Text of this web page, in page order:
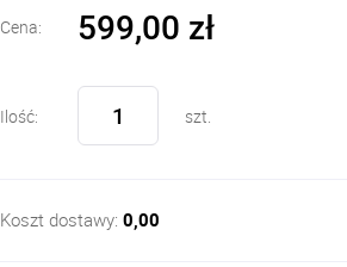
Cena: 599,00 zł
Ilość: szt.
Koszt dostawy: 0,00